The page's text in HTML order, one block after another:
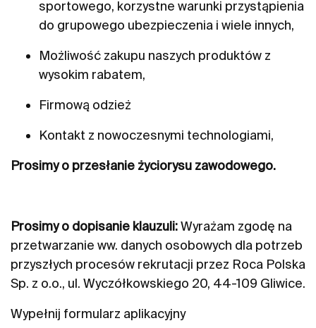
sportowego, korzystne warunki przystąpienia
do grupowego ubezpieczenia i wiele innych,
Możliwość zakupu naszych produktów z
wysokim rabatem,
Firmową odzież
Kontakt z nowoczesnymi technologiami,
Prosimy o przesłanie życiorysu zawodowego.
Prosimy o dopisanie klauzuli:Wyrażam zgodę na
przetwarzanie ww. danych osobowych dla potrzeb
przyszłych procesów rekrutacji przez Roca Polska
Sp. z o.o., ul. Wyczółkowskiego 20, 44-109 Gliwice.
Wypełnij formularz aplikacyjny